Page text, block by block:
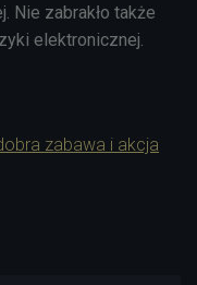
Nie zabrakło także
elektronicznej.
zabawa i akcja